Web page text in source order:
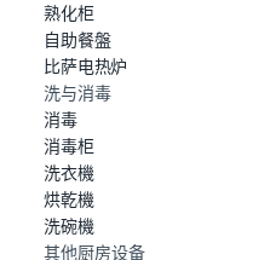
熟化柜
自助餐盤
比萨电热炉
洗与消毒
消毒
消毒柜
洗衣機
烘乾機
洗碗機
其他厨房设备